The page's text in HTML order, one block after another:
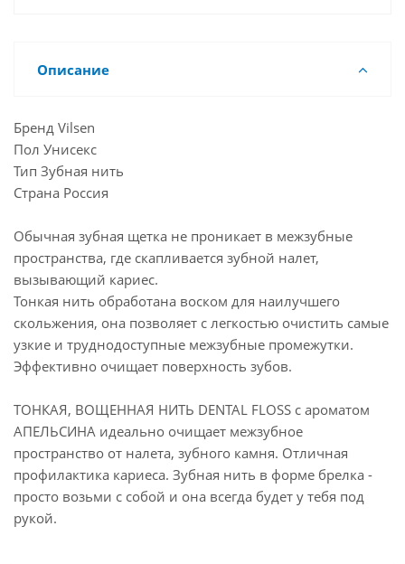
Описание
Бренд Vilsen
Пол Унисекс
Тип Зубная нить
Страна Россия
Обычная зубная щетка не проникает в межзубные
пространства, где скапливается зубной налет,
вызывающий кариес.
Тонкая нить обработана воском для наилучшего
скольжения, она позволяет с легкостью очистить самые
узкие и труднодоступные межзубные промежутки.
Эффективно очищает поверхность зубов.
ТОНКАЯ, ВОЩЕННАЯ НИТЬ DENTAL FLOSS с ароматом
АПЕЛЬСИНА идеально очищает межзубное
пространство от налета, зубного камня. Отличная
профилактика кариеса. Зубная нить в форме брелка -
просто возьми с собой и она всегда будет у тебя под
рукой.